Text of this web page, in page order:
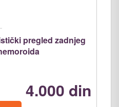
pregled zadnjeg
4.000 din